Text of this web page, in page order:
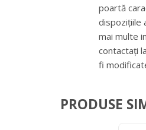
poartă
dispozițiile
mai multe
contactați
fi
PRODUSE